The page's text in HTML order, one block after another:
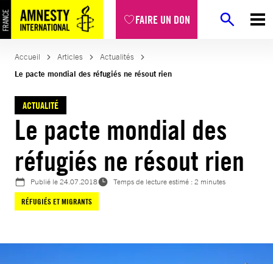
FAIRE UN DON
Aller
au
contenu
Accueil Articles
Actualités
Le pacte mondial des réfugiés ne résout rien
ACTUALITÉ
Le pacte mondial des
réfugiés ne résout rien
Publié le24.07.2018
Temps de lecture estimé : 2 minutes
RÉFUGIÉS ET MIGRANTS